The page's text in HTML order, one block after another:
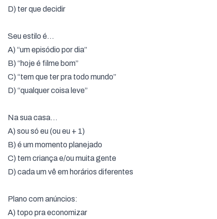
D) ter que decidir
Seu estilo é…
A) “um episódio por dia”
B) “hoje é filme bom”
C) “tem que ter pra todo mundo”
D) “qualquer coisa leve”
Na sua casa…
A) sou só eu (ou eu + 1)
B) é um momento planejado
C) tem criança e/ou muita gente
D) cada um vê em horários diferentes
Plano com anúncios:
A) topo pra economizar